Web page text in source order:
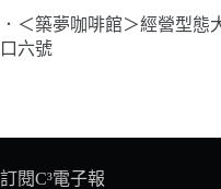
．＜築夢咖啡館＞經營型
口六號
訂閱C³電子報